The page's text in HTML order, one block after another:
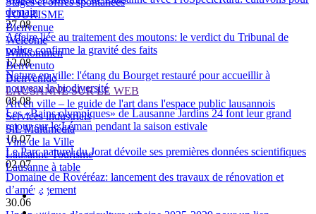
demain
27.08
Affaire liée au traitement des moutons: le verdict du Tribunal de
police confirme la gravité des faits
12.08
Nature en ville: l'étang du Bourget restauré pour accueillir à
nouveau la biodiversité
08.08
Les «Bains olympiques» de Lausanne Jardins 24 font leur grand
retour sur le Léman pendant la saison estivale
10.07
Le Parc naturel du Jorat dévoile ses premières données scientifiques
02.07
Domaine de Rovéréaz: lancement des travaux de rénovation et
d’aménagement
30.06
TOURISME
Bienvenue
Welcome
Willkommen
Benvenuto
Bienvenido
LAUSANNE SUR LE WEB
Art en ville – le guide de l'art dans l'espace public lausannois
Services industriels
SiL Multimédia
Vins de la Ville
Lausanne Tourisme
Lausanne à table